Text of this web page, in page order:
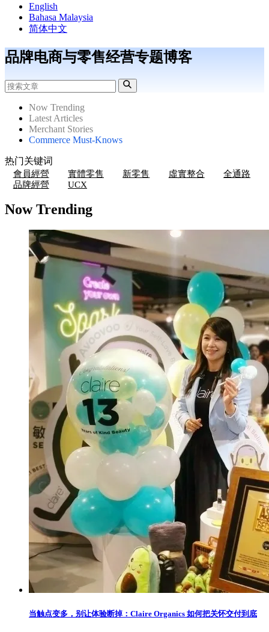
English
Bahasa Malaysia
简体中文
品牌电商与零售经营专题博客
Now Trending
Latest Articles
Merchant Stories
Commerce Must-Knows
热门关键词
會員經營
實體零售 新零售 虛實整合
全通路
品牌經營
UCX
Now Trending
当触点变多，别让体验断掉：Claire Organics 如何把关怀交付到底